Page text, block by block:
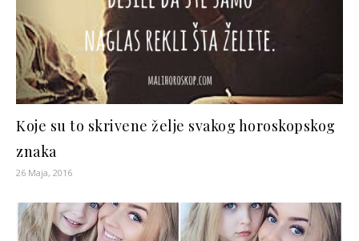
Koje su to skrivene želje svakog horoskopskog
znaka
26 Maja, 2016